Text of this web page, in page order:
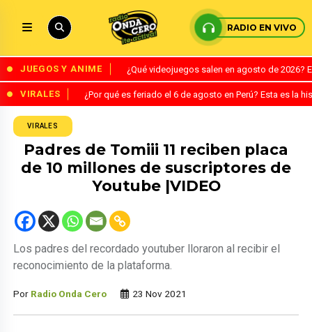
RADIO EN VIVO
JUEGOS Y ANIME ¿Qué videojuegos salen en agosto de
VIRALES ¿Por qué es feriado el 6 de agosto en Perú? Esta es la
VIRALES
Padres de Tomiii 11 reciben placa
de 10 millones de suscriptores de
Youtube |VIDEO
Los padres del recordado youtuber lloraron al recibir el
reconocimiento de la plataforma.
Por Radio Onda Cero 23 Nov 2021